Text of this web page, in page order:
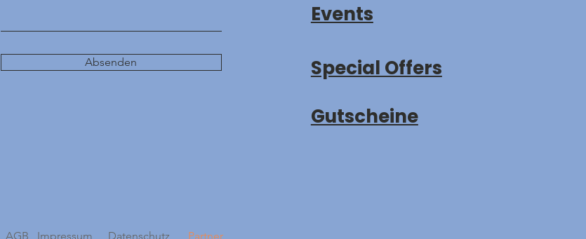
Absenden
Events
Special Offers
Gutscheine
AGB Impressum Datenschutz Partner